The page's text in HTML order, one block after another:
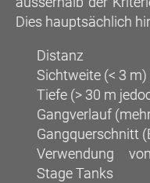
Dies hauptsächlich
Distanz
Sichtweite (< 3 m)
Tiefe (> 30 m
Gangverlauf
Gangquerschnitt
Verwendung
Stage Tanks